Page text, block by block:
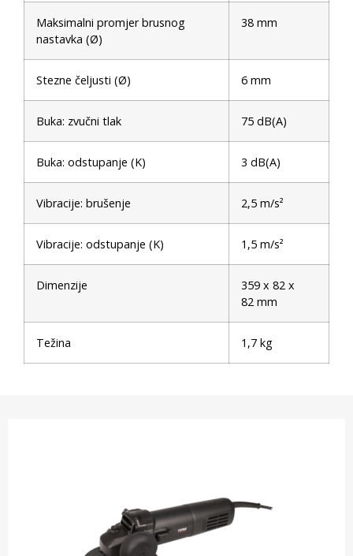
Maksimalni promjer brusnog
nastavka (Ø)
38 mm
Stezne čeljusti (Ø) 6 mm
Buka: zvučni tlak 75 dB(A)
Buka: odstupanje (K) 3 dB(A)
Vibracije: brušenje 2,5 m/s²
Vibracije: odstupanje (K) 1,5 m/s²
Dimenzije
359 x 82 x
82 mm
Težina 1,7 kg